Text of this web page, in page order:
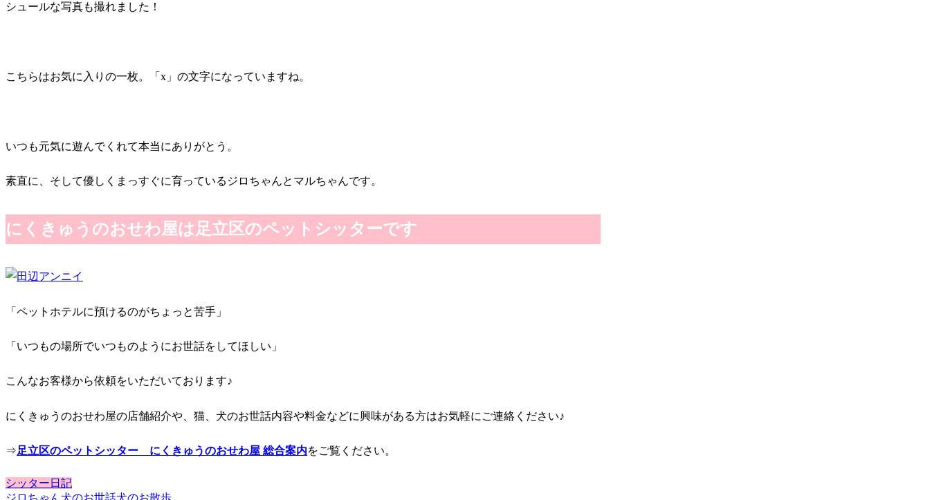
シュールな写真も撮れました！
こちらはお気に入りの一枚。「x」の文字になっていますね。
いつも元気に遊んでくれて本当にありがとう。
素直に、そして優しくまっすぐに育っているジロちゃんとマルちゃんです。
にくきゅうのおせわ屋は足立区のペットシッターです
「ペットホテルに預けるのがちょっと苦手」
「いつもの場所でいつものようにお世話をしてほしい」
こんなお客様から依頼をいただいております♪
にくきゅうのおせわ屋の店舗紹介や、猫、犬のお世話内容や料金などに興味がある方はお気軽にご連絡ください♪
⇒足立区のペットシッター にくきゅうのおせわ屋 総合案内をご覧ください。
シッター日記
ジロちゃん犬のお世話犬のお散歩